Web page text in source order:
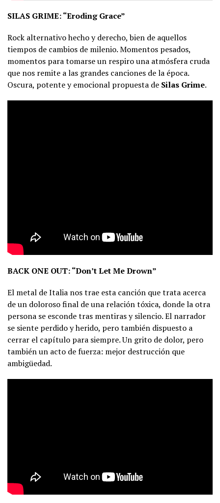
SILAS GRIME: “Eroding Grace”
Rock alternativo hecho y derecho, bien de aquellos
tiempos de cambios de milenio. Momentos pesados,
momentos para tomarse un respiro una atmósfera cruda
que nos remite a las grandes canciones de la época.
Oscura, potente y emocional propuesta de Silas Grime.
BACK ONE OUT: “Don’t Let Me Drown”
El metal de Italia nos trae esta canción que trata acerca
de un doloroso final de una relación tóxica, donde la otra
persona se esconde tras mentiras y silencio. El narrador
se siente perdido y herido, pero también dispuesto a
cerrar el capítulo para siempre. Un grito de dolor, pero
también un acto de fuerza: mejor destrucción que
ambigüedad.